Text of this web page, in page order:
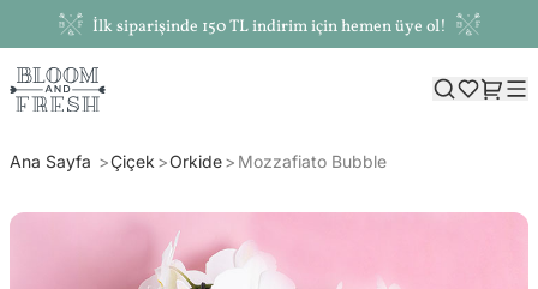
İlk siparişinde 150 TL indirim için hemen üye ol!
Ana Sayfa Çiçek Orkide Mozzafiato Bubble